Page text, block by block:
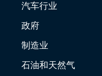
汽车行业
政府
制造业
石油和天然气